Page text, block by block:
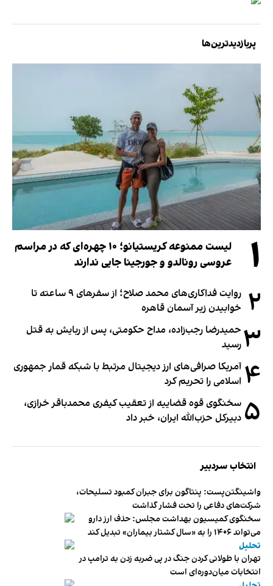
پربازدیدترین‌ها
۱
لیست ممنوعه کریستیانو؛ ۱۰ چهره‌ای که در مراسم
عروسی رونالدو و جورجینا جایی ندارند
۲
روایت فداکاری‌های محمد صلاح؛ از سفرهای ۹ ساعته تا
خوابیدن زیر آسمان قاهره
۳ حمیدرضا رجب‌زاده، مداح حکومتی، پس از ربایش به قتل
رسید
۴ آمریکا صرافی‌های ارز دیجیتال مرتبط با شبکه قمار جمهوری
اسلامی را تحریم کرد
۵ سخنگوی قوه قضاییه از تعقیب کیفری محمدباقر خرازی،
دبیر‌کل حزب‌الله ایران، خبر داد
انتخاب سردبیر
واشینگتن‌پست: پنتاگون برای جبران کمبود تسلیحات،
شرکت‌های دفاعی را تحت فشار گذاشت
سخنگوی کمیسیون بهداشت مجلس: حذف ارز دارو
می‌تواند ۱۴۰۶ را به «سال کشتار بیماران» تبدیل کند
تحلیل
تهران با طولانی کردن جنگ در پی ضربه زدن به ترامپ در
انتخابات میان‌دوره‌ای است